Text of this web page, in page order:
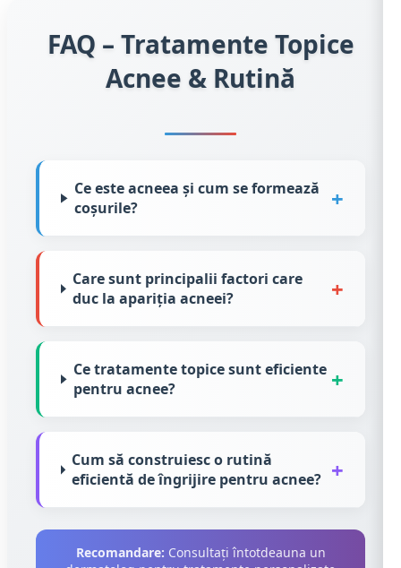
FAQ – Tratamente Topice
Acnee & Rutină
Ce este acneea și cum se formează
coșurile?
+
Care sunt principalii factori care
duc la apariția acneei?
+
Ce tratamente topice sunt eficiente
pentru acnee?
+
Cum să construiesc o rutină
eficientă de îngrijire pentru acnee? +
Recomandare: Consultați întotdeauna un